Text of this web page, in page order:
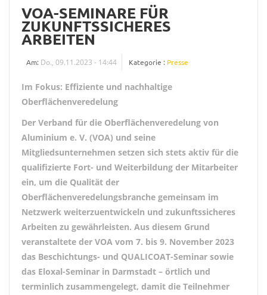
VOA-SEMINARE FÜR
ZUKUNFTSSICHERES
ARBEITEN
Am: Do., 09.11.2023 - 14:44 Kategorie : Presse
Im Fokus: Effiziente und nachhaltige
Oberflächenveredelung
Der Verband für die Oberflächenveredelung von
Aluminium e. V. (VOA) und seine
Mitgliedsunternehmen setzen sich stets aktiv für die
qualifizierte Fort- und Weiterbildung der Mitarbeiter
ein, um die Qualität der
Oberflächenveredelungsbranche gemeinsam im
Netzwerk weiterzuentwickeln und zukunftssicheres
Arbeiten zu gewährleisten. Aus diesem Grund
veranstaltete der VOA vom 7. bis 9. November 2023
das Beschichtungs- und QUALICOAT-Seminar sowie
das Eloxal-Seminar in Darmstadt – örtlich und
terminlich zusammengelegt, damit die Teilnehmer